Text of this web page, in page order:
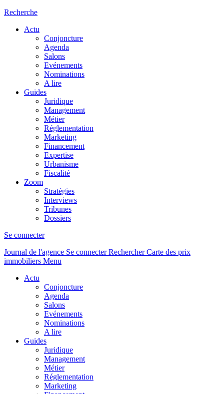
Recherche
Actu
Conjoncture
Agenda
Salons
Evénements
Nominations
A lire
Guides
Juridique
Management
Métier
Réglementation
Marketing
Financement
Expertise
Urbanisme
Fiscalité
Zoom
Stratégies
Interviews
Tribunes
Dossiers
Se connecter
Journal de l'agence Se connecterRechercher Carte des prix
immobiliers Menu
Actu
Conjoncture
Agenda
Salons
Evénements
Nominations
A lire
Guides
Juridique
Management
Métier
Réglementation
Marketing